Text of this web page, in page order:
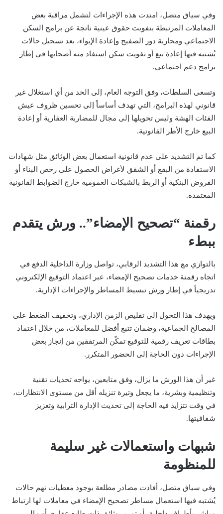
وفي سياق متصل، امتدت هذه الإجراءات لتشمل مراقبة بعض
المعاملات المرتبطة بتفويت حقوق عينية ناتجة عن برامج السكن
الاجتماعي ومحاربة دور الصفيح وإعادة الإيواء، بعد تسجيل حالات
يُشتبه فيها إعادة بيع أو تفويت سكن استفاد منه أصحابها في إطار
برامج دعم اجتماعي.
وتسعى السلطات، وفق التوجه العام، إلى الحد من أي استغلال غير
قانوني لهذه البرامج، التي تهدف أساساً إلى تحسين ظروف عيش
الفئات الهشة وليس تحويلها إلى مجال للمضاربة العقارية أو إعادة
البيع خارج الأطر القانونية.
كما تم التشديد على عدم قانونية استعمال بعض الوثائق مثل شهادات
الاستفادة من البقع أو الشقق لأغراض الحصول على رخص البناء أو
القروض البنكية أو الربط بالشبكات العمومية خارج الضوابط القانونية
المعتمدة.
رقمنة “تصحيح الإمضاء”.. ورش يتقدم
ببطء
بالتوازي مع هذا التشديد الرقابي، تواصل وزارة الداخلية الدفع في
اتجاه رقمنة خدمات تصحيح الإمضاء، عبر اعتماد التوقيع الإلكتروني
تدريجياً في إطار ورش تبسيط المساطر والإجراءات الإدارية.
ويهدف هذا التحول إلى تقليص الزمن الإداري، وتخفيف الضغط على
المصالح الجماعية، وضمان تتبع أفضل للمعاملات، من خلال اعتماد
بطاقات تعريف رقمية للتوقيع تمكّن المرتفقين من إنجاز بعض
الإجراءات دون الحاجة إلى الحضور المتكرر.
غير أن هذا الورش ما يزال، وفق متابعين، يواجه تحديات تقنية
وتنظيمية وبشرية، ما يجعل وتيرة تنزيله أقل من مستوى الانتظارات،
في وقت تتزايد فيه الحاجة إلى تحديث الإدارة الترابية وتعزيز
شفافيتها.
شبهات واستعمالات غير سليمة
للمنظومة
وفي سياق متصل، أفادت مصادر مطلعة بوجود معطيات تهم حالات
يُشتبه فيها استعمال مساطر تصحيح الإمضاء في معاملات لها ارتباط